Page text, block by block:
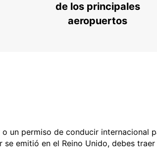
de los principales
aeropuertos
un permiso de conducir internacional
emitió en el Reino Unido, debes